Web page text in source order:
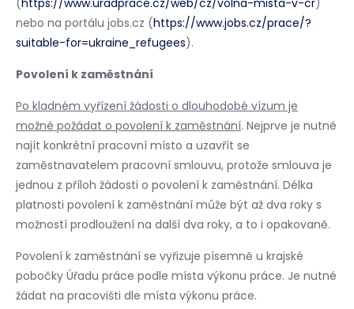
(https://www.uradprace.cz/web/cz/volna-mista-v-cr)
nebo na portálu jobs.cz (https://www.jobs.cz/prace/?
suitable-for=ukraine_refugees).
Povolení k zaměstnání
Po kladném vyřízení žádosti o dlouhodobé vízum je
možné požádat o povolení k zaměstnání. Nejprve je nutné
najít konkrétní pracovní místo a uzavřít se
zaměstnavatelem pracovní smlouvu, protože smlouva je
jednou z příloh žádosti o povolení k zaměstnání. Délka
platnosti povolení k zaměstnání může být až dva roky s
možností prodloužení na další dva roky, a to i opakovaně.
Povolení k zaměstnání se vyřizuje písemně u krajské
pobočky Úřadu práce podle místa výkonu práce. Je nutné
žádat na pracovišti dle místa výkonu práce.